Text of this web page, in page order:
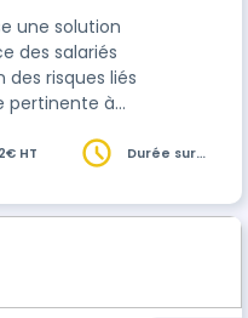
une solution
des salariés
risques liés
pertinente à
des
information
HT
Durée sur